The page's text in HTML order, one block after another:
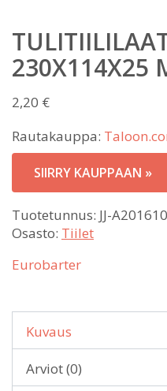
230X114X25
2,20 €
Rautakauppa:
SIIRRY KAUPPAAN »
Tuotetunnus: JJ-A201610
Osasto: Tiilet
Eurobarter
Kuvaus
Arviot (0)